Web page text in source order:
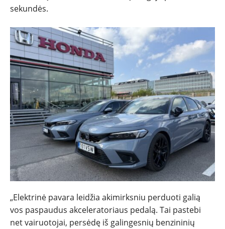
sekundės.
„Elektrinė pavara leidžia akimirksniu perduoti galią
vos paspaudus akceleratoriaus pedalą. Tai pastebi
net vairuotojai, persėdę iš galingesnių benzininių